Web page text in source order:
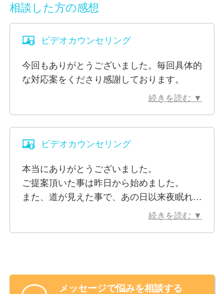
そして、皆様が「自分らしい人生を活きる（生き
る）」ことができるように全力でお力になりたいと思
います。
※ビデオ相談でお顔を見られたくないといった場合、
カメラをオフにして相談を行うことも可能です。
相談した方の感想
ビデオカウンセリング
今回もありがとうございました。毎回具体的
な対応案をくださり感謝しております。
続きを読む ▼
ビデオカウンセリング
本当にありがとうございました。
ご提案頂いた事は昨日から始めました。
また、道が見えた事で、あの日以来夜眠れる
で、よろしくお願いします。
続きを読む ▼
メッセージで悩みを相談する